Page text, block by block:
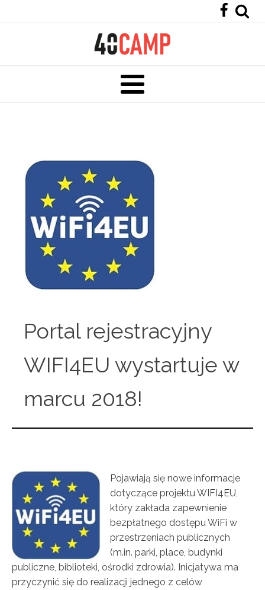
Portal rejestracyjny
WIFI4EU wystartuje w
marcu 2018!
Pojawiają się nowe informacje
dotyczące projektu WIFI4EU,
który zakłada zapewnienie
bezpłatnego dostępu WiFi w
przestrzeniach publicznych
(m.in. parki, place, budynki
publiczne, biblioteki, ośrodki zdrowia). Inicjatywa ma
przyczynić się do realizacji jednego z celów